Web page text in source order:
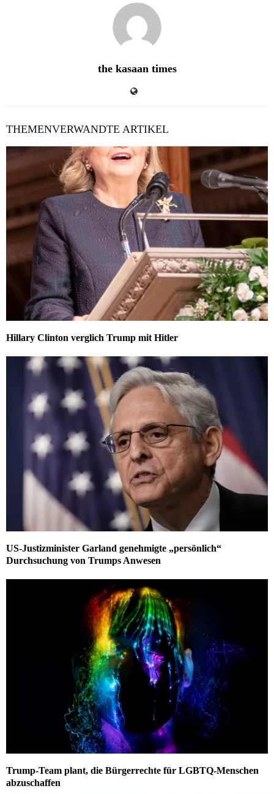
the kasaan times
THEMENVERWANDTE ARTIKEL
Hillary Clinton verglich Trump mit Hitler
US-Justizminister Garland genehmigte „persönlich“
Durchsuchung von Trumps Anwesen
Trump-Team plant, die Bürgerrechte für LGBTQ-Menschen
abzuschaffen